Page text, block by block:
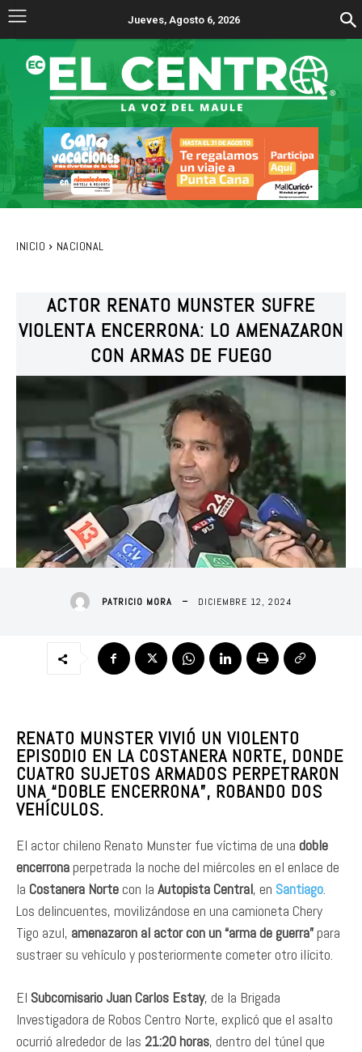
Jueves, Agosto 6, 2026
INICIO NACIONAL
ACTOR RENATO MUNSTER SUFRE
VIOLENTA ENCERRONA: LO AMENAZARON
CON ARMAS DE FUEGO
PATRICIO MORA DICIEMBRE 12, 2024
RENATO MUNSTER VIVIÓ UN VIOLENTO
EPISODIO EN LA COSTANERA NORTE, DONDE
CUATRO SUJETOS ARMADOS PERPETRARON
UNA “DOBLE ENCERRONA”, ROBANDO DOS
VEHÍCULOS.
El actor chileno Renato Munster fue víctima de una doble
encerronaperpetrada la noche del miércoles en el enlace de
la Costanera Nortecon la Autopista Central, en Santiago.
Los delincuentes, movilizándose en una camioneta Chery
Tigo azul, amenazaron al actor con un “arma de guerra”para
sustraer su vehículo y posteriormente cometer otro ilícito.
El Subcomisario Juan Carlos Estay, de la Brigada
Investigadora de Robos Centro Norte, explicó que el asalto
ocurrió alrededor de las 21:20 horas, dentro del túnel que